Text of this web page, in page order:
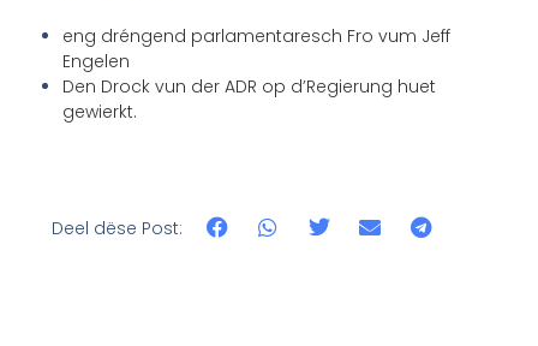
eng dréngend parlamentaresch Fro vum Jeff
Engelen
Den Drock vun der ADR op d’Regierung huet
gewierkt.
Deel dëse Post: